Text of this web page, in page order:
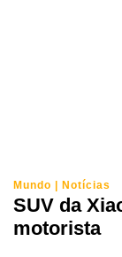
Mundo | Notícias
SUV da
motorista